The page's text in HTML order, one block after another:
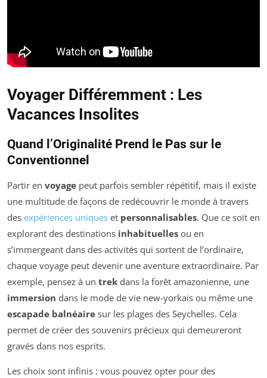
Voyager Différemment : Les
Vacances Insolites
Quand l’Originalité Prend le Pas sur le
Conventionnel
Partir en voyage peut parfois sembler répétitif, mais il existe
une multitude de façons de redécouvrir le monde à travers
des expériences uniques et personnalisables. Que ce soit en
explorant des destinations inhabituelles ou en
s’immergeant dans des activités qui sortent de l’ordinaire,
chaque voyage peut devenir une aventure extraordinaire. Par
exemple, pensez à un trek dans la forêt amazonienne, une
immersion dans le mode de vie new-yorkais ou même une
escapade balnéaire sur les plages des Seychelles. Cela
permet de créer des souvenirs précieux qui demeureront
gravés dans nos esprits.
Les choix sont infinis : vous pouvez opter pour des